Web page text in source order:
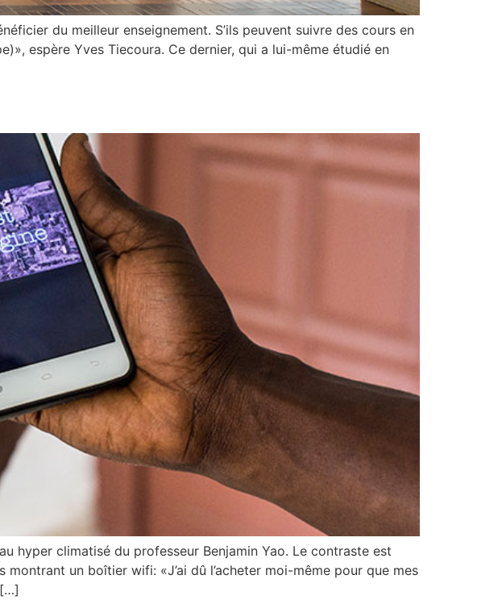
du meilleur enseignement. S’ils peuvent suivre des cours en
espère Yves Tiecoura. Ce dernier, qui a lui-même étudié en
hyper climatisé du professeur Benjamin Yao. Le contraste est
un boîtier wifi: «J’ai dû l’acheter moi-même pour que mes